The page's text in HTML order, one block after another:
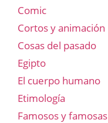
Comic
Cortos y animación
Cosas del pasado
Egipto
El cuerpo humano
Etimología
Famosos y famosas